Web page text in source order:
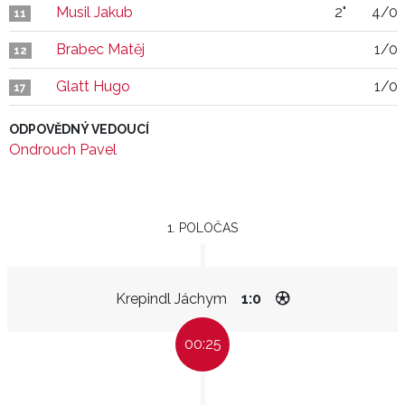
11 Musil Jakub 2" 4/0
12 Brabec Matěj 1/0
17 Glatt Hugo 1/0
ODPOVĚDNÝ VEDOUCÍ
Ondrouch Pavel
1. POLOČAS
Krepindl Jáchym 1:0
00:25